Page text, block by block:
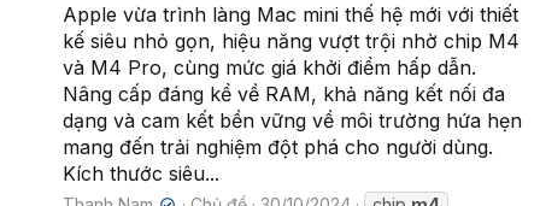
Apple vừa trình làng Mac mini thế hệ mới với thiết
kế siêu nhỏ gọn, hiệu năng vượt trội nhờ chip M4
và M4 Pro, cùng mức giá khởi điểm hấp dẫn.
Nâng cấp đáng kể về RAM, khả năng kết nối đa
dạng và cam kết bền vững về môi trường hứa hẹn
mang đến trải nghiệm đột phá cho người dùng.
Kích thước siêu...